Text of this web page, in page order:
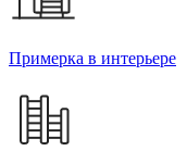
Примерка в интерьере